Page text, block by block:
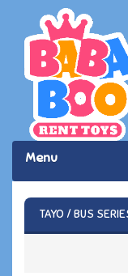
Menu
TAYO / BUS